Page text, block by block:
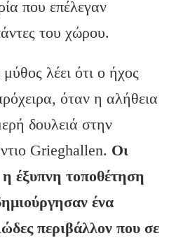
που επέλεγαν
του χώρου.
λέει ότι ο ήχος
όταν η αλήθεια
δουλειά στην
Grieghallen. Οι
η έξυπνη τοποθέτηση
ένα
περιβάλλον που σε